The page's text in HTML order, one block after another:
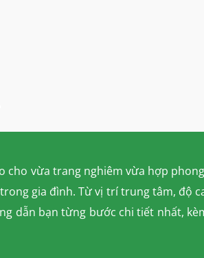
cho vừa trang nghiêm vừa hợp
gia đình. Từ vị trí trung tâm, độ
dẫn bạn từng bước chi tiết nhất,